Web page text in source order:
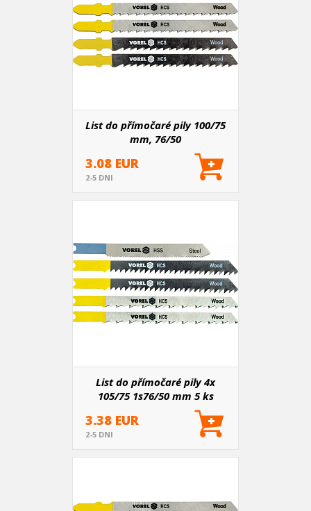
List do přímočaré pily 100/75
mm, 76/50
mm,dřevo,plast,železo 5ks
3.08 EUR
2-5 DNI
List do přímočaré pily 4x
105/75 1s76/50 mm 5 ks
3.38 EUR
2-5 DNI